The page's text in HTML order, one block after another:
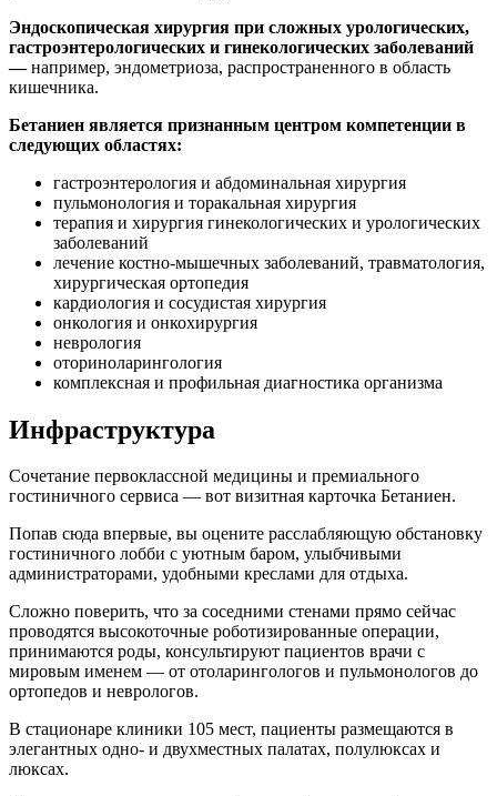
Эндоскопическая хирургия при сложных урологических,
гастроэнтерологических и гинекологических заболеваний
—например, эндометриоза, распространенного в область
кишечника.
Бетаниен является признанным центром компетенции в
следующих областях:
гастроэнтерология и абдоминальная хирургия
пульмонология и торакальная хирургия
терапия и хирургия гинекологических и урологических
заболеваний
лечение костно-мышечных заболеваний, травматология,
хирургическая ортопедия
кардиология и сосудистая хирургия
онкология и онкохирургия
неврология
оториноларингология
комплексная и профильная диагностика организма
Инфраструктура
Сочетание первоклассной медицины и премиального
гостиничного сервиса — вот визитная карточка Бетаниен.
Попав сюда впервые, вы оцените расслабляющую обстановку
гостиничного лобби с уютным баром, улыбчивыми
администраторами, удобными креслами для отдыха.
Сложно поверить, что за соседними стенами прямо сейчас
проводятся высокоточные роботизированные операции,
принимаются роды, консультируют пациентов врачи с
мировым именем — от отоларингологов и пульмонологов до
ортопедов и неврологов.
В стационаре клиники 105 мест, пациенты размещаются в
элегантных одно- и двухместных палатах, полулюксах и
люксах.